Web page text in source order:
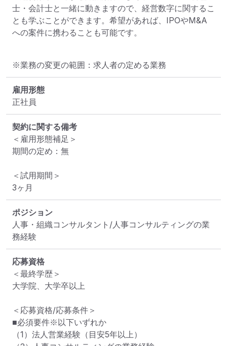
士・会計士と一緒に動きますので、経営数字に関するこ
とも学ぶことができます。希望があれば、IPOやM&A
への案件に携わることも可能です。
※業務の変更の範囲：求人者の定める業務
雇用形態
正社員
契約に関する備考
＜雇用形態補足＞
期間の定め：無
＜試用期間＞
3ヶ月
ポジション
人事・組織コンサルタント/人事コンサルティングの業
務経験
応募資格
＜最終学歴＞
大学院、大学卒以上
＜応募資格/応募条件＞
■必須要件※以下いずれか
（1）法人営業経験（目安5年以上）